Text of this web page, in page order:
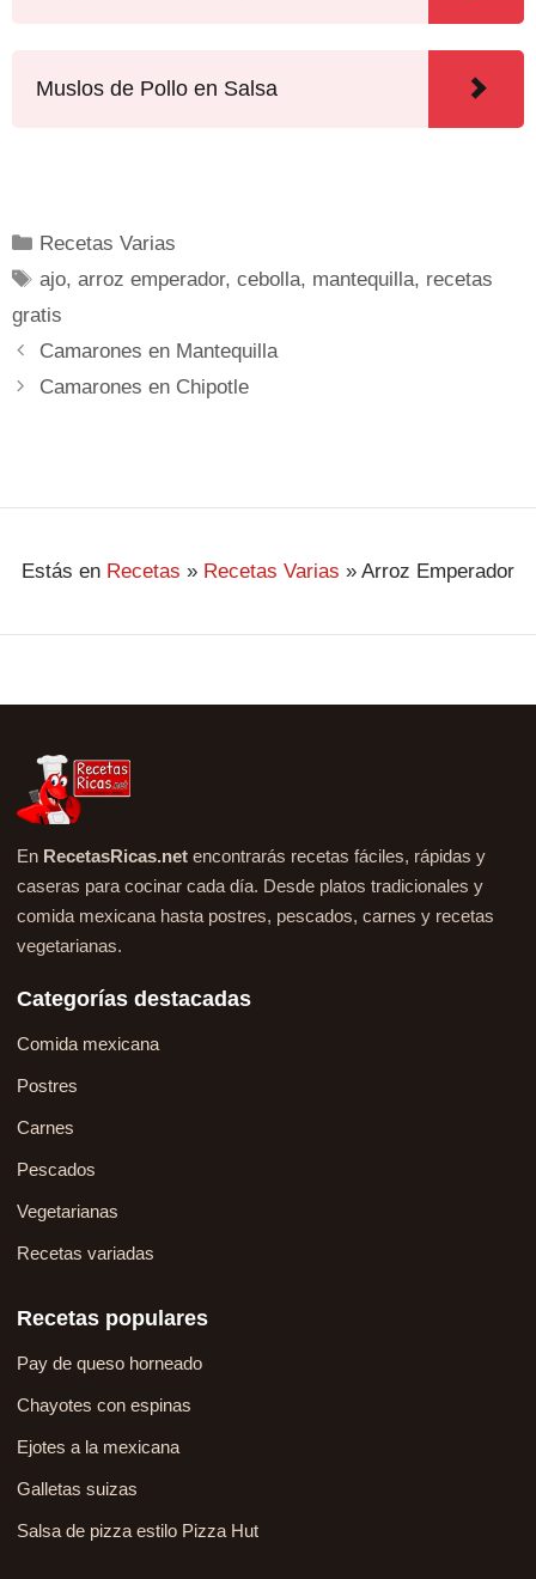
Muslos de Pollo en Salsa
Recetas Varias
ajo,arroz emperador,cebolla, mantequilla, recetas
gratis
Camarones en Mantequilla
Camarones en Chipotle
Estás en Recetas » Recetas Varias » Arroz Emperador
En RecetasRicas.net encontrarás recetas fáciles, rápidas y
caseras para cocinar cada día. Desde platos tradicionales y
comida mexicana hasta postres, pescados, carnes y recetas
vegetarianas.
Categorías destacadas
Comida mexicana
Postres
Carnes
Pescados
Vegetarianas
Recetas variadas
Recetas populares
Pay de queso horneado
Chayotes con espinas
Ejotes a la mexicana
Galletas suizas
Salsa de pizza estilo Pizza Hut